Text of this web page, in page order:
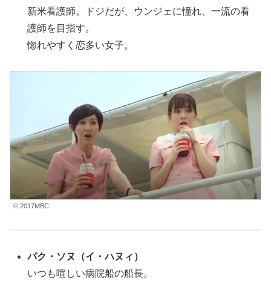
新米看護師。ドジだが、ウンジェに憧れ、一流の看
護師を目指す。
惚れやすく恋多い女子。
© 2017MBC
パク・ソヌ （イ・ハヌィ ）
いつも喧しい病院船の船長。